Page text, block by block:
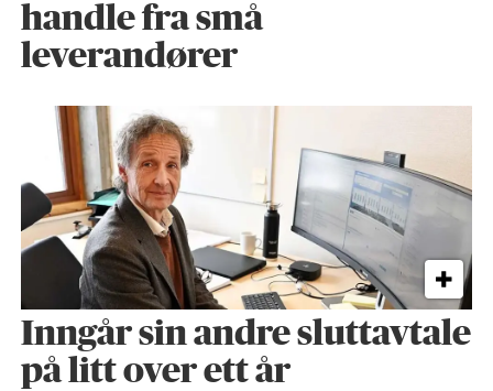
handle fra små
leverandører
Inngår sin andre sluttavtale
på litt over ett år